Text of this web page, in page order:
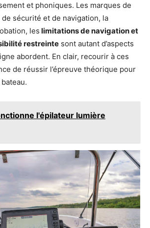
et phoniques. Les marques de
sécurité et de navigation, la
les limitations de navigation et
restreinte sont autant d’aspects
abordent. En clair, recourir à ces
de réussir l’épreuve théorique pour
l'épilateur lumière